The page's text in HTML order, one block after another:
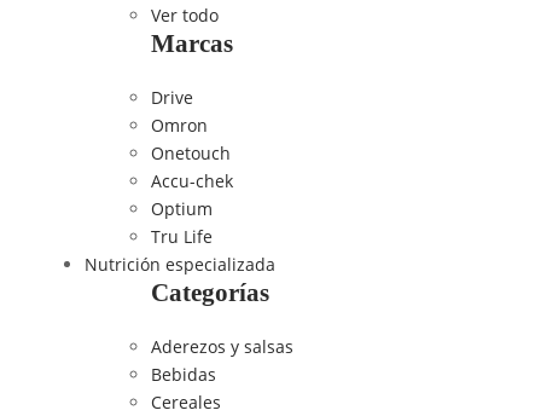
Ver todo
Marcas
Drive
Omron
Onetouch
Accu-chek
Optium
Tru Life
Nutrición especializada
Categorías
Aderezos y salsas
Bebidas
Cereales